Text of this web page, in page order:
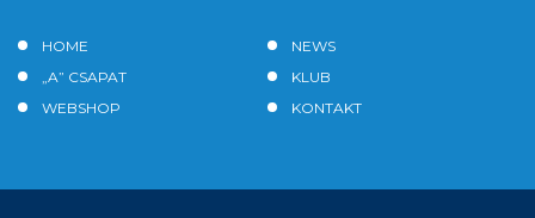
HOME
NEWS
„A” CSAPAT
KLUB
WEBSHOP
KONTAKT